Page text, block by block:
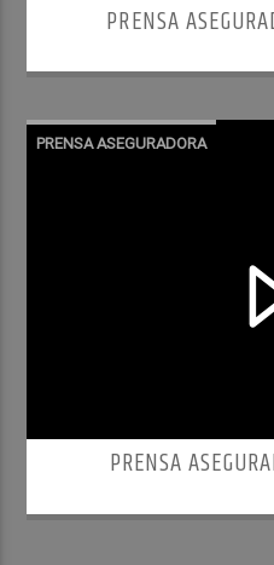
PRENSA
PRENSA ASEGURADORA
PRENSA